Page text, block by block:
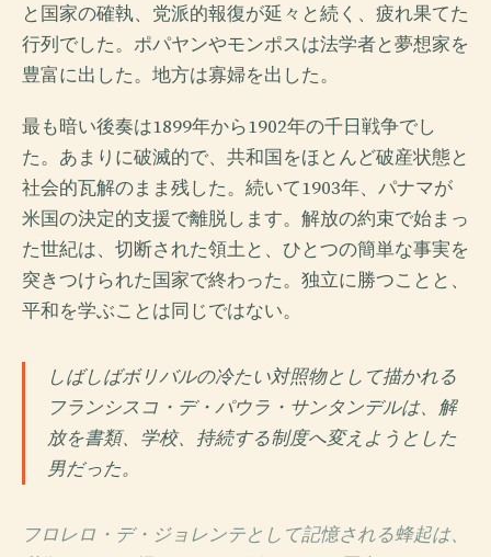
と国家の確執、党派的報復が延々と続く、疲れ果てた
行列でした。ポパヤンやモンポスは法学者と夢想家を
豊富に出した。地方は寡婦を出した。
最も暗い後奏は1899年から1902年の千日戦争でし
た。あまりに破滅的で、共和国をほとんど破産状態と
社会的瓦解のまま残した。続いて1903年、パナマが
米国の決定的支援で離脱します。解放の約束で始まっ
た世紀は、切断された領土と、ひとつの簡単な事実を
突きつけられた国家で終わった。独立に勝つことと、
平和を学ぶことは同じではない。
しばしばボリバルの冷たい対照物として描かれる
フランシスコ・デ・パウラ・サンタンデルは、解
放を書類、学校、持続する制度へ変えようとした
男だった。
フロレロ・デ・ジョレンテとして記憶される蜂起は、